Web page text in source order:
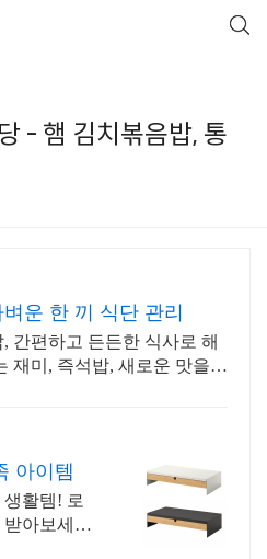
- 햄 김치볶음밥, 통
운 한 끼 식단 관리
간편하고 든든한 식사로 해
재미, 즉석밥, 새로운 맛을
아이템
활템! 로
아보세요.